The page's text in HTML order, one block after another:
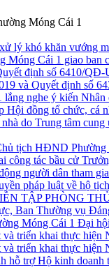
Móng Cái 1
và Quyết định số
Đại